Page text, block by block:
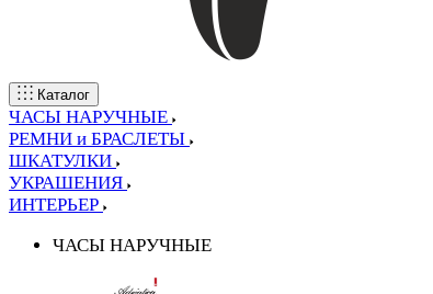
Каталог
ЧАСЫ НАРУЧНЫЕ
РЕМНИ и БРАСЛЕТЫ
ШКАТУЛКИ
УКРАШЕНИЯ
ИНТЕРЬЕР
ЧАСЫ НАРУЧНЫЕ